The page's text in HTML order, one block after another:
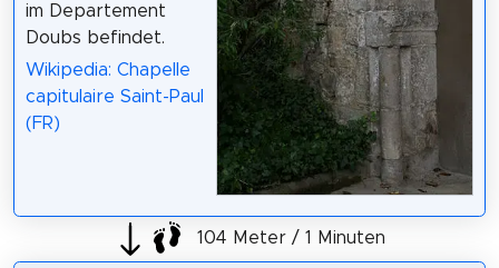
im Departement
Doubs befindet.
Wikipedia: Chapelle
capitulaire Saint-Paul
(FR)
104 Meter / 1 Minuten